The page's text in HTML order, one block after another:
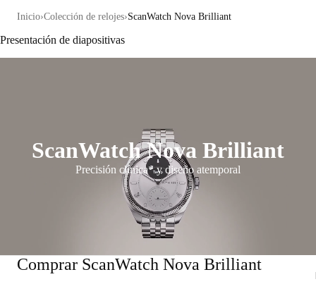
Inicio Colección de relojes ScanWatch Nova Brilliant
Presentación de diapositivas
ScanWatch Nova Brilliant
Precisión clínica* y diseño atemporal
Comprar ScanWatch Nova Brilliant